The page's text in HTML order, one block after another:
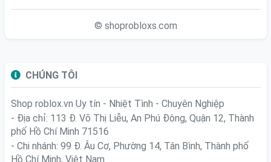
© shoprobloxs.com
CHÚNG TÔI
Shop roblox.vn Uy tín - Nhiệt Tình - Chuyên Nghiệp
- Địa chỉ: 113 Đ. Võ Thị Liễu, An Phú Đông, Quận 12, Thành
phố Hồ Chí Minh 71516
- Chi nhánh: 99 Đ. Âu Cơ, Phường 14, Tân Bình, Thành phố
Hồ Chí Minh, Việt Nam